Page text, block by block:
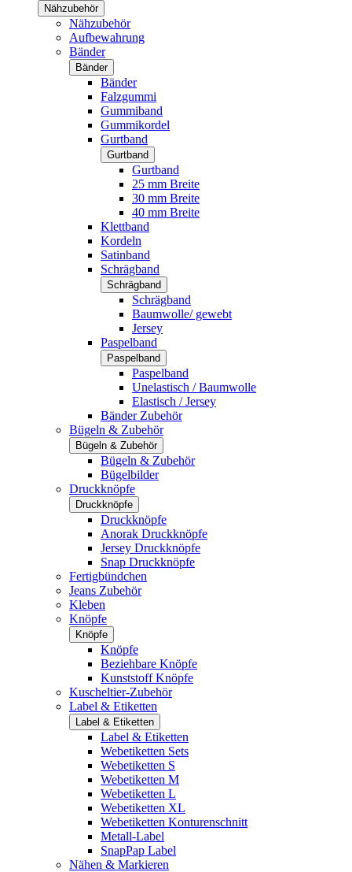
Nähzubehör
Nähzubehör
Aufbewahrung
Bänder
Bänder
Bänder
Falzgummi
Gummiband
Gummikordel
Gurtband
Gurtband
Gurtband
25 mm Breite
30 mm Breite
40 mm Breite
Klettband
Kordeln
Satinband
Schrägband
Schrägband
Schrägband
Baumwolle/ gewebt
Jersey
Paspelband
Paspelband
Paspelband
Unelastisch / Baumwolle
Elastisch / Jersey
Bänder Zubehör
Bügeln & Zubehör
Bügeln & Zubehör
Bügeln & Zubehör
Bügelbilder
Druckknöpfe
Druckknöpfe
Druckknöpfe
Anorak Druckknöpfe
Jersey Druckknöpfe
Snap Druckknöpfe
Fertigbündchen
Jeans Zubehör
Kleben
Knöpfe
Knöpfe
Knöpfe
Beziehbare Knöpfe
Kunststoff Knöpfe
Kuscheltier-Zubehör
Label & Etiketten
Label & Etiketten
Label & Etiketten
Webetiketten Sets
Webetiketten S
Webetiketten M
Webetiketten L
Webetiketten XL
Webetiketten Konturenschnitt
Metall-Label
SnapPap Label
Nähen & Markieren